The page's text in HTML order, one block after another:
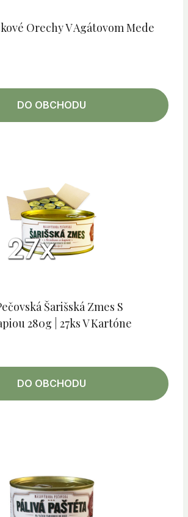
Orechy V Agátovom Mede
DO OBCHODU
Šarišská Zmes S
280g | 27ks V Kartóne
DO OBCHODU